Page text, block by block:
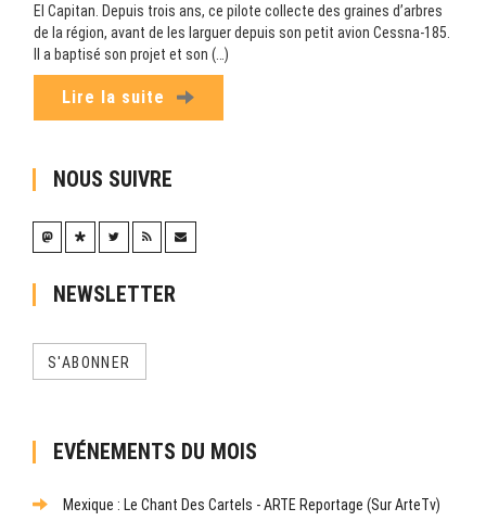
El Capitan. Depuis trois ans, ce pilote collecte des graines d’arbres
de la région, avant de les larguer depuis son petit avion Cessna-185.
Il a baptisé son projet et son (…)
Lire la suite
NOUS SUIVRE
NEWSLETTER
S'ABONNER
EVÉNEMENTS DU MOIS
Mexique : Le Chant Des Cartels - ARTE Reportage (sur ArteTv)